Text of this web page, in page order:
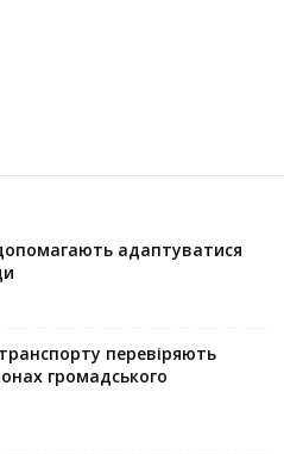
адаптуватися
перевіряють
громадського